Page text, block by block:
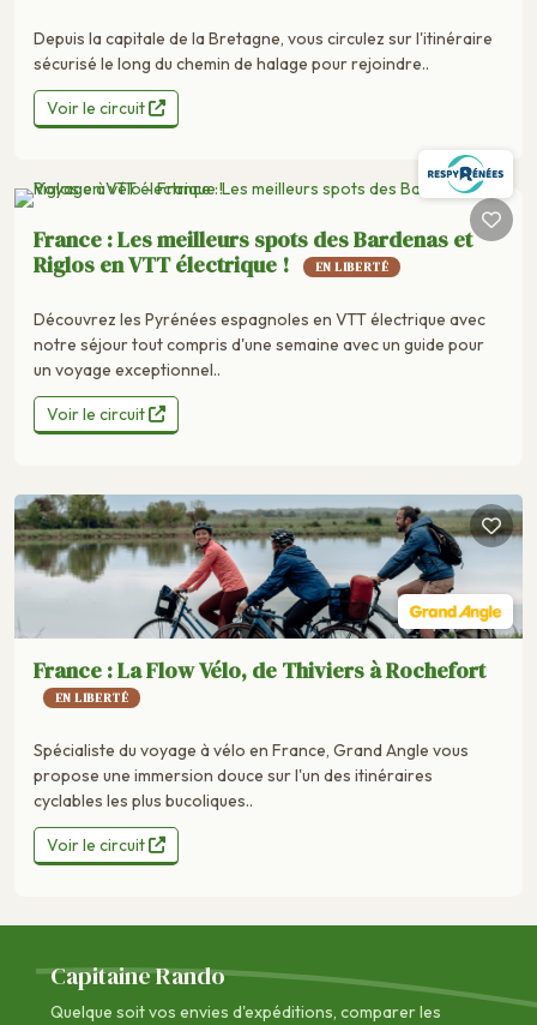
Depuis la capitale de la Bretagne, vous circulez sur l'itinéraire
sécurisé le long du chemin de halage pour rejoindre..
Voir le circuit
France : Les meilleurs spots des Bardenas et
Riglos en VTT électrique !
EN LIBERTÉ
Découvrez les Pyrénées espagnoles en VTT électrique avec
notre séjour tout compris d'une semaine avec un guide pour
un voyage exceptionnel..
Voir le circuit
France : La Flow Vélo, de Thiviers à Rochefort
EN LIBERTÉ
Spécialiste du voyage à vélo en France, Grand Angle vous
propose une immersion douce sur l'un des itinéraires
cyclables les plus bucoliques..
Voir le circuit
Capitaine Rando
Quelque soit vos envies d'expéditions, comparer les